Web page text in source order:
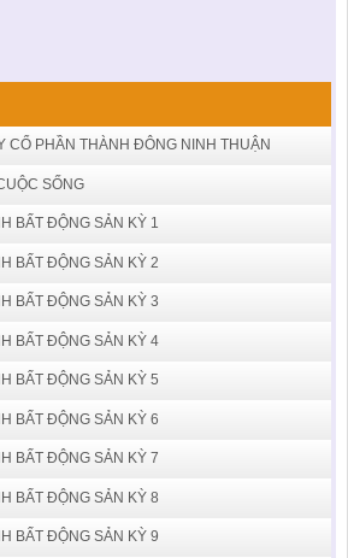
CỔ PHẦN THÀNH ĐÔNG NINH THUẬN
SỐNG
BẤT ĐỘNG SẢN KỲ 1
BẤT ĐỘNG SẢN KỲ 2
BẤT ĐỘNG SẢN KỲ 3
BẤT ĐỘNG SẢN KỲ 4
BẤT ĐỘNG SẢN KỲ 5
BẤT ĐỘNG SẢN KỲ 6
BẤT ĐỘNG SẢN KỲ 7
BẤT ĐỘNG SẢN KỲ 8
BẤT ĐỘNG SẢN KỲ 9